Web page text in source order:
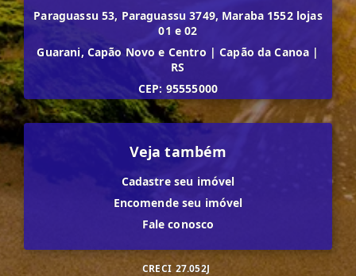
Paraguassu 53, Paraguassu 3749, Maraba 1552 lojas
01 e 02
Guarani, Capão Novo e Centro | Capão da Canoa |
RS
CEP: 95555000
Veja também
Cadastre seu imóvel
Encomende seu imóvel
Fale conosco
CRECI 27.052J